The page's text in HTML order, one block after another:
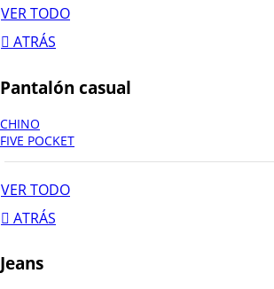
VER TODO
ATRÁS
Pantalón casual
CHINO
FIVE POCKET
VER TODO
ATRÁS
Jeans